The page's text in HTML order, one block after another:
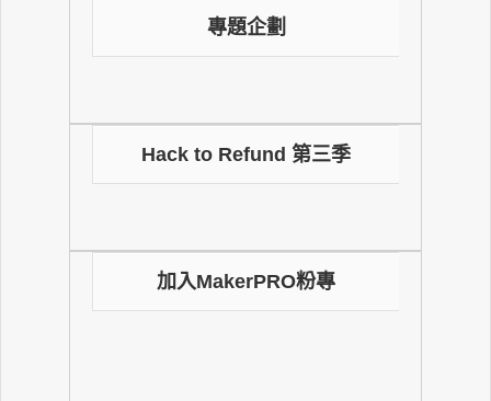
專題企劃
Hack to Refund 第三季
加入MakerPRO粉專